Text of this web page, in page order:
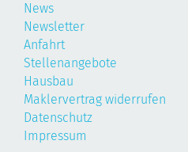
News
Newsletter
Anfahrt
Stellenangebote
Hausbau
Maklervertrag widerrufen
Datenschutz
Impressum